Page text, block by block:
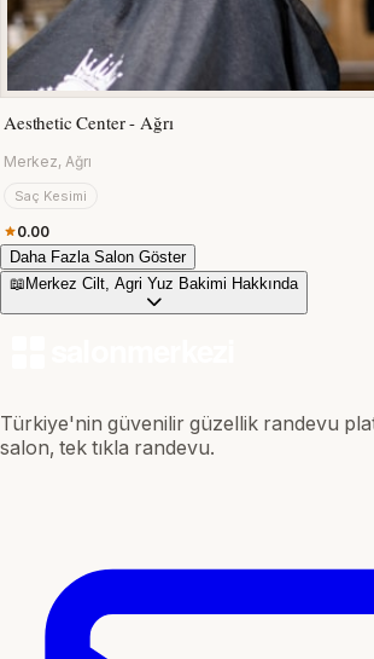
Aesthetic Center - Ağrı
Merkez, Ağrı
Saç Kesimi
0.00
Daha Fazla Salon Göster
📖 Merkez Cilt, Agri Yuz Bakimi Hakkında
Türkiye'nin güvenilir güzellik randevu
salon, tek tıkla randevu.